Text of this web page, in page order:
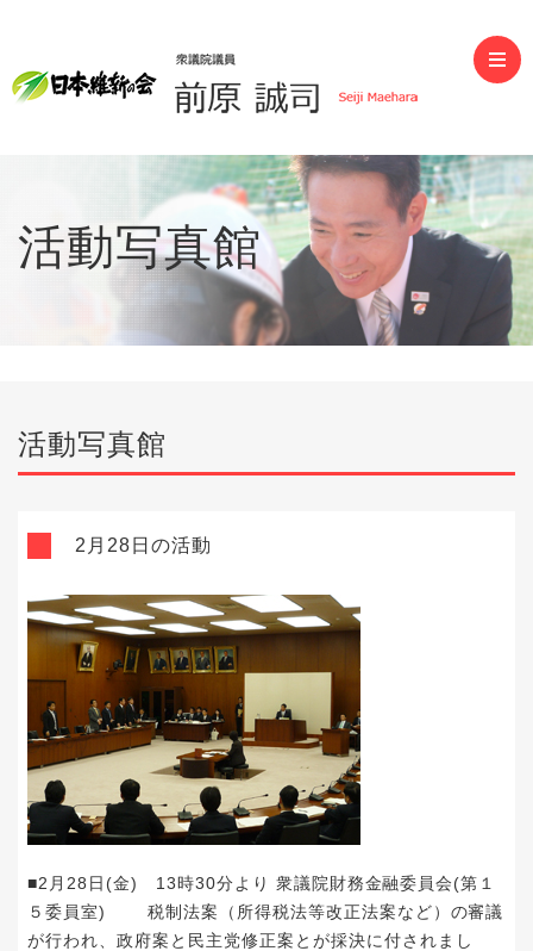
前原誠司（衆議院議員）
活動写真館
活動写真館
2月28日の活動
■2月28日(金) 13時30分より 衆議院財務金融委員会(第１
５委員室) 税制法案（所得税法等改正法案など）の審議
が行われ、政府案と民主党修正案とが採決に付されまし